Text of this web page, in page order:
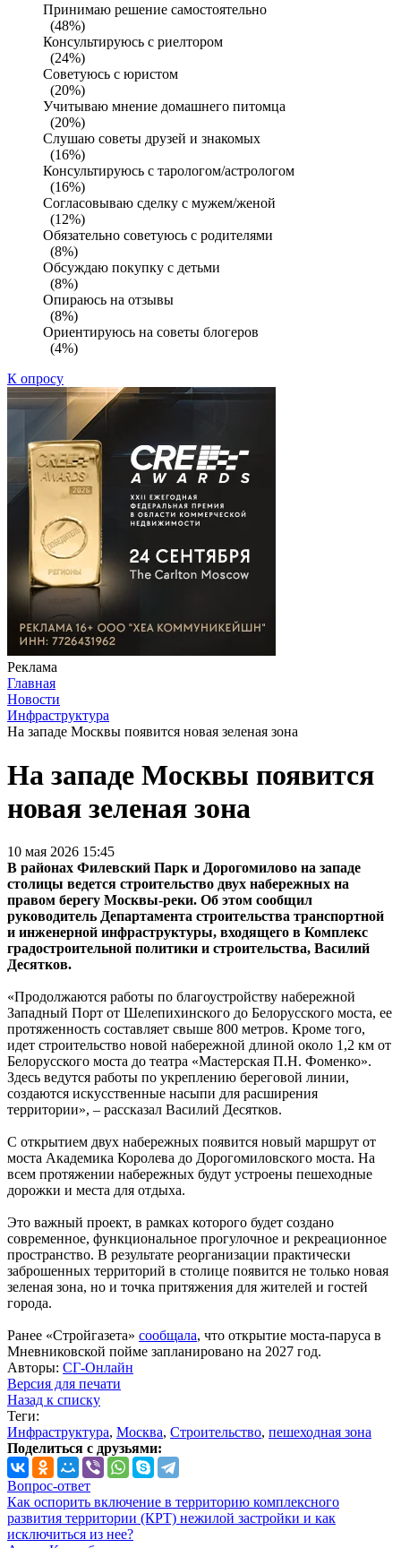
Принимаю решение самостоятельно
(48%)
Консультируюсь с риелтором
(24%)
Советуюсь с юристом
(20%)
Учитываю мнение домашнего питомца
(20%)
Слушаю советы друзей и знакомых
(16%)
Консультируюсь с тарологом/астрологом
(16%)
Согласовываю сделку с мужем/женой
(12%)
Обязательно советуюсь с родителями
(8%)
Обсуждаю покупку с детьми
(8%)
Опираюсь на отзывы
(8%)
Ориентируюсь на советы блогеров
(4%)
К опросу
Реклама
Главная
Новости
Инфраструктура
На западе Москвы появится новая зеленая зона
На западе Москвы появится
новая зеленая зона
10 мая 2026 15:45
В районах Филевский Парк и Дорогомилово на западе
столицы ведется строительство двух набережных на
правом берегу Москвы-реки. Об этом сообщил
руководитель Департамента строительства транспортной
и инженерной инфраструктуры, входящего в Комплекс
градостроительной политики и строительства, Василий
Десятков.
«Продолжаются работы по благоустройству набережной
Западный Порт от Шелепихинского до Белорусского моста, ее
протяженность составляет свыше 800 метров. Кроме того,
идет строительство новой набережной длиной около 1,2 км от
Белорусского моста до театра «Мастерская П.Н. Фоменко».
Здесь ведутся работы по укреплению береговой линии,
создаются искусственные насыпи для расширения
территории», – рассказал Василий Десятков.
С открытием двух набережных появится новый маршрут от
моста Академика Королева до Дорогомиловского моста. На
всем протяжении набережных будут устроены пешеходные
дорожки и места для отдыха.
Это важный проект, в рамках которого будет создано
современное, функциональное прогулочное и рекреационное
пространство. В результате реорганизации практически
заброшенных территорий в столице появится не только новая
зеленая зона, но и точка притяжения для жителей и гостей
города.
Ранее «Стройгазета» сообщала, что открытие моста-паруса в
Мневниковской пойме запланировано на 2027 год.
Авторы: СГ-Онлайн
Версия для печати
Назад к списку
Теги:
Инфраструктура, Москва, Строительство, пешеходная зона
Поделиться с друзьями:
Вопрос-ответ
Как оспорить включение в территорию комплексного
развития территории (КРТ) нежилой застройки и как
исключиться из нее?